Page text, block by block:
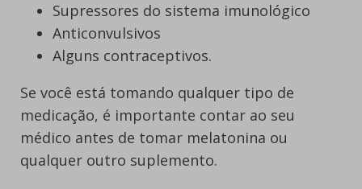
Supressores do sistema imunológico
Anticonvulsivos
Alguns contraceptivos.
Se você está tomando qualquer tipo de
medicação, é importante contar ao seu
médico antes de tomar melatonina ou
qualquer outro suplemento.